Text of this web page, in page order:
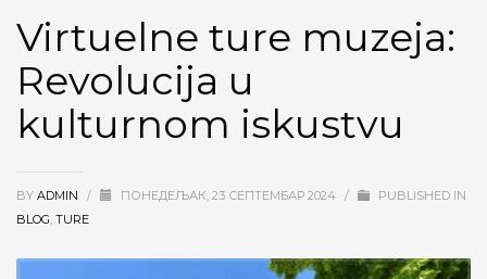
Virtuelne ture muzeja:
Revolucija u
kulturnom iskustvu
BY ADMIN / ПОНЕДЕЉАК, 23 СЕПТЕМБАР 2024 /
PUBLISHED IN
BLOG TURE